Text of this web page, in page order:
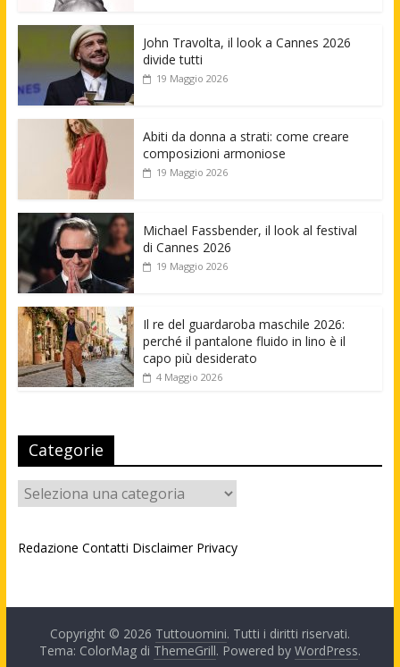
John Travolta, il look a Cannes 2026
divide tutti
19 Maggio 2026
Abiti da donna a strati: come creare
composizioni armoniose
19 Maggio 2026
Michael Fassbender, il look al festival
di Cannes 2026
19 Maggio 2026
Il re del guardaroba maschile 2026:
perché il pantalone fluido in lino è il
capo più desiderato
4 Maggio 2026
Categorie
Categorie
Redazione Contatti Disclaimer Privacy
Copyright © 2026 Tuttouomini. Tutti i diritti riservati.
Tema: ColorMag di ThemeGrill. Powered by WordPress.